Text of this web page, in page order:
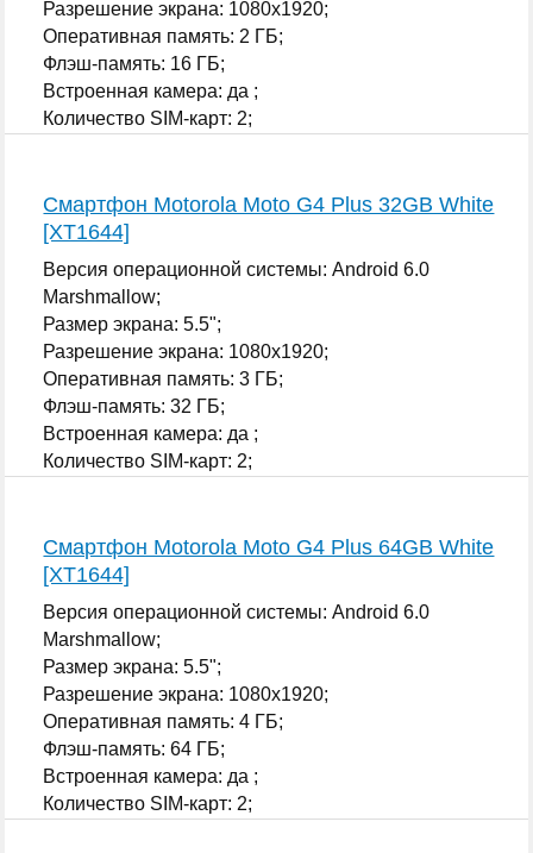
Разрешение экрана: 1080x1920;
Оперативная память: 2 ГБ;
Флэш-память: 16 ГБ;
Встроенная камера: да ;
Количество SIM-карт: 2;
Смартфон Motorola Moto G4 Plus 32GB White
[XT1644]
Версия операционной системы: Android 6.0
Marshmallow;
Размер экрана: 5.5";
Разрешение экрана: 1080x1920;
Оперативная память: 3 ГБ;
Флэш-память: 32 ГБ;
Встроенная камера: да ;
Количество SIM-карт: 2;
Смартфон Motorola Moto G4 Plus 64GB White
[XT1644]
Версия операционной системы: Android 6.0
Marshmallow;
Размер экрана: 5.5";
Разрешение экрана: 1080x1920;
Оперативная память: 4 ГБ;
Флэш-память: 64 ГБ;
Встроенная камера: да ;
Количество SIM-карт: 2;